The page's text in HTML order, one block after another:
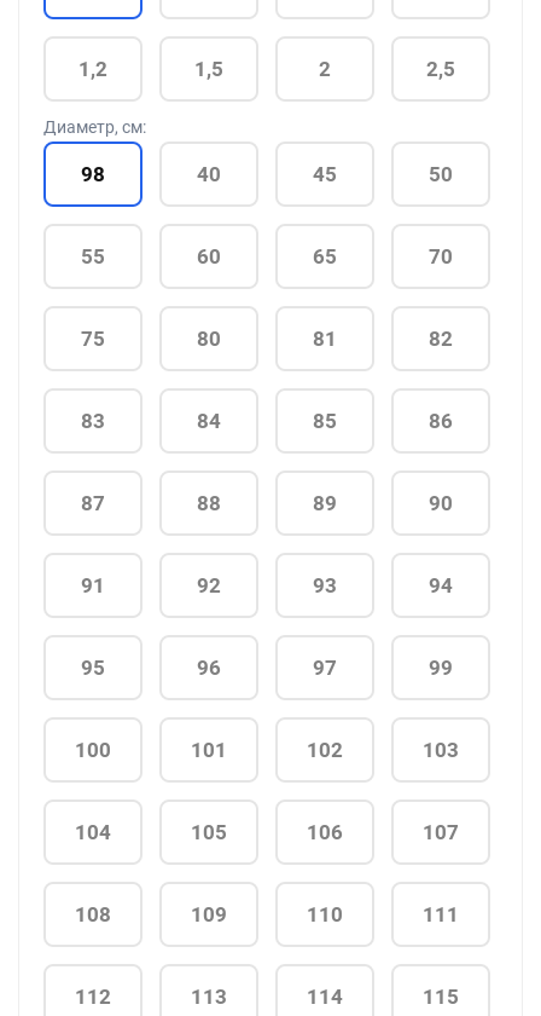
1,2 1,5 2 2,5
Диаметр, см:
98 40 45 50
55 60 65 70
75 80 81 82
83 84 85 86
87 88 89 90
91 92 93 94
95 96 97 99
100 101 102 103
104 105 106 107
108 109 110 111
112 113 114 115